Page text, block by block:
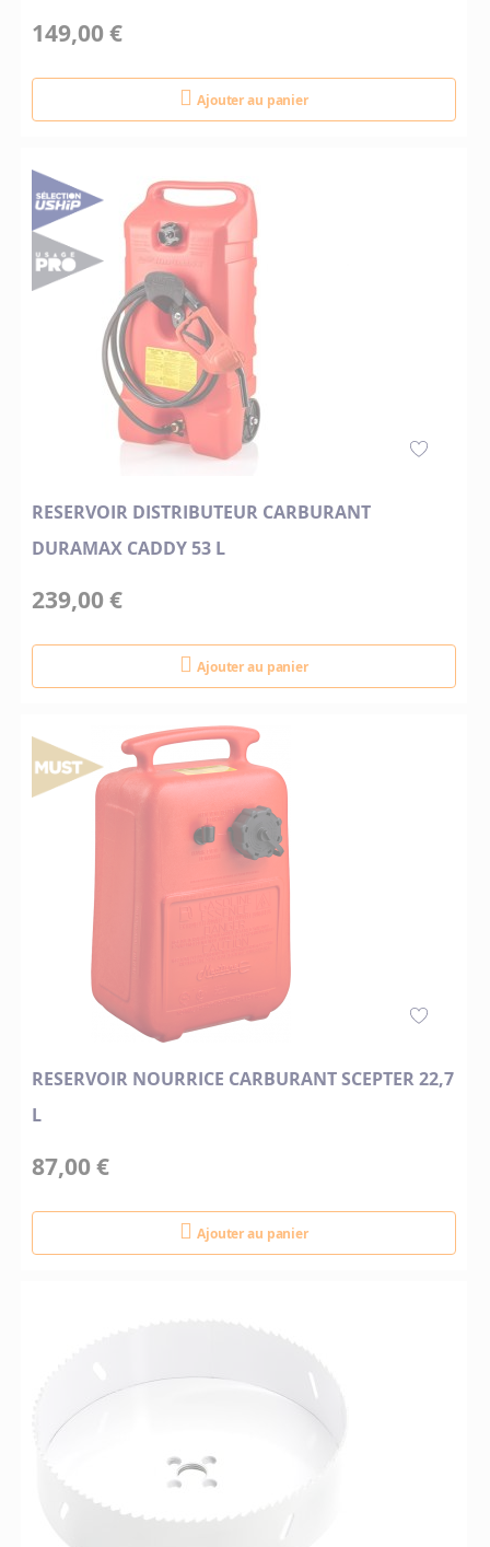
149,00 €
Ajouter au panier
RESERVOIR DISTRIBUTEUR CARBURANT
DURAMAX CADDY 53 L
239,00 €
Ajouter au panier
RESERVOIR NOURRICE CARBURANT SCEPTER 22,7
L
87,00 €
Ajouter au panier